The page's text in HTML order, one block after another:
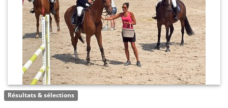
Résultats & sélections